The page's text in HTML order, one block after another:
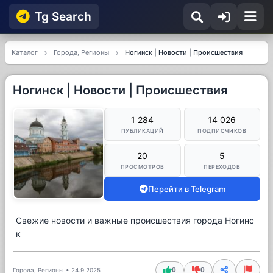
Tg Searсh
Каталог Города, Регионы Ногинск | Новости | Происшествия
Ногинск | Новости | Происшествия
1 284
ПУБЛИКАЦИЙ
14 026
ПОДПИСЧИКОВ
20
ПРОСМОТРОВ
5
ПЕРЕХОДОВ
Перейти в Telegram
Свежие новости и важные происшествия города Ногинс
к
Города, Регионы • 24.9.2025 0 0